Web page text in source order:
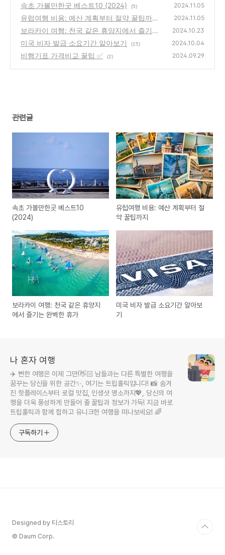
속초 가볼만한곳 베스트10 (2024) (5) 2024.11.05
유럽여행 비용: 예산 계획부터 절약 꿀팁까지
(10)
2024.11.05
보라카이 여행: 천국 같은 휴양지에서 즐기는
완벽한 휴가
(9)
2024.10.23
미국 비자 발급 소요기간 알아보기 (15) 2024.10.04
비행기표 가격비교 꿀팁 ✅ (2) 2024.09.29
관련글
속초 가볼만한곳 베스트10
(2024)
유럽여행 비용: 예산 계획부터 절
약 꿀팁까지
보라카이 여행: 천국 같은 휴양지
에서 즐기는 완벽한 휴가
미국 비자 발급 소요기간 알아보
기
나 혼자 여행
✈️ 뻔한 여행은 이제 그만!👋🏻 남들과는 다른 특별한 여행을
꿈꾸는 당신을 위한 공간✨, 여기는 트립홀릭입니다! 📸 숨겨
진 핫플레이스부터 로컬 맛집, 인생샷 명소까지💖, 당신의 여
행을 더욱 풍성하게 만들어 줄 꿀팁과 정보가 가득! 지금 바로
트립홀릭과 함께 힙하고 유니크한 여행을 떠나보세요! 🌈
구독하기
Designed by 티스토리
© Daum Corp.